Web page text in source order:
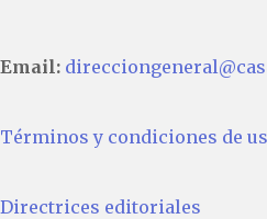
Email:
Términos y condiciones de
Directrices editoriales